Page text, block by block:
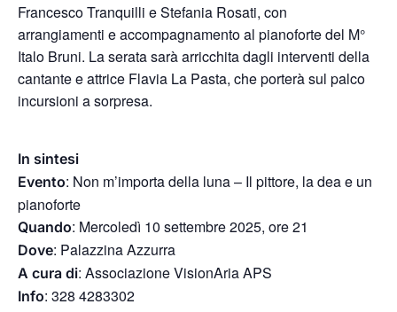
Francesco Tranquilli e Stefania Rosati, con
arrangiamenti e accompagnamento al pianoforte del M°
Italo Bruni. La serata sarà arricchita dagli interventi della
cantante e attrice Flavia La Pasta, che porterà sul palco
incursioni a sorpresa.
In sintesi
Evento: Non m’importa della luna – Il pittore, la dea e un
pianoforte
Quando: Mercoledì 10 settembre 2025, ore 21
Dove: Palazzina Azzurra
A cura di: Associazione VisionAria APS
Info: 328 4283302